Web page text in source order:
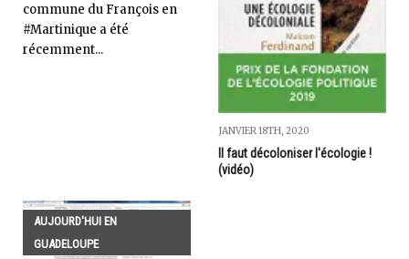
commune du François en
#Martinique a été
récemment...
JANVIER 18TH, 2020
Il faut décoloniser l'écologie !
(vidéo)
AUJOURD'HUI EN
GUADELOUPE